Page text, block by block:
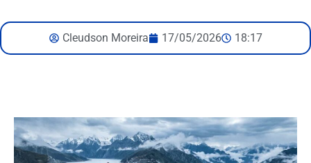
Cleudson Moreira 17/05/2026 18:17